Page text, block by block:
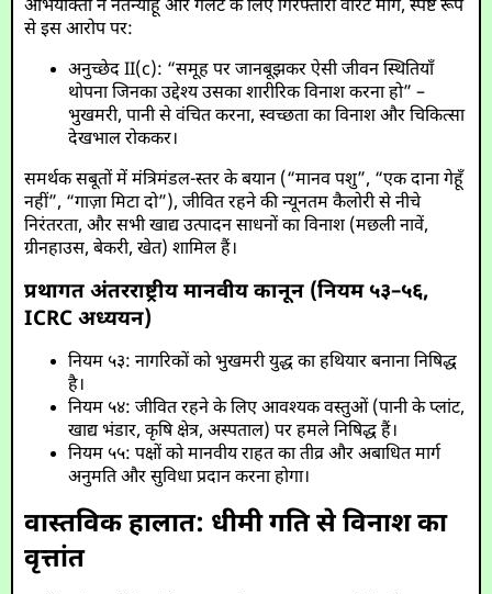
अभियोक्ता ने नेतन्याहू और गैलेंट के लिए गिरफ्तारी वारंट माँगे, स्पष्ट रूप
से इस आरोप पर:
अनुच्छेद II(c): “समूह पर जानबूझकर ऐसी जीवन स्थितियाँ
थोपना जिनका उद्देश्य उसका शारीरिक विनाश करना हो” –
भुखमरी, पानी से वंचित करना, स्वच्छता का विनाश और चिकित्सा
देखभाल रोककर।
समर्थक सबूतों में मंत्रिमंडल-स्तर के बयान (“मानव पशु”, “एक दाना गेहूँ
नहीं”, “गाज़ा मिटा दो”), जीवित रहने की न्यूनतम कैलोरी से नीचे
निरंतरता, और सभी खाद्य उत्पादन साधनों का विनाश (मछली नावें,
ग्रीनहाउस, बेकरी, खेत) शामिल हैं।
प्रथागत अंतरराष्ट्रीय मानवीय कानून (नियम ५३–५६,
ICRC अध्ययन)
नियम ५३: नागरिकों को भुखमरी युद्ध का हथियार बनाना निषिद्ध
है।
नियम ५४: जीवित रहने के लिए आवश्यक वस्तुओं (पानी के प्लांट,
खाद्य भंडार, कृषि क्षेत्र, अस्पताल) पर हमले निषिद्ध हैं।
नियम ५५: पक्षों को मानवीय राहत का तीव्र और अबाधित मार्ग
अनुमति और सुविधा प्रदान करना होगा।
वास्तविक हालात: धीमी गति से विनाश का
वृत्तांत